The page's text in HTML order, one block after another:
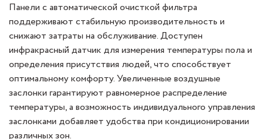
Панели с автоматической очисткой фильтра
поддерживают стабильную производительность и
снижают затраты на обслуживание. Доступен
инфракрасный датчик для измерения температуры пола и
определения присутствия людей, что способствует
оптимальному комфорту. Увеличенные воздушные
заслонки гарантируют равномерное распределение
температуры, а возможность индивидуального управления
заслонками добавляет удобства при кондиционировании
различных зон.